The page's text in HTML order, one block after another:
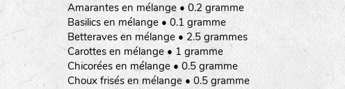
Amarantes en mélange • 0.2 gramme
Basilics en mélange • 0.1 gramme
Betteraves en mélange • 2.5 grammes
Carottes en mélange • 1 gramme
Chicorées en mélange • 0.5 gramme
Choux frisés en mélange • 0.5 gramme